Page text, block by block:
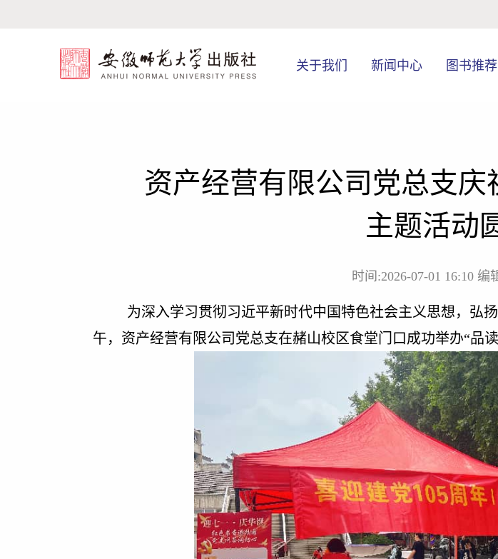
关于我们 新闻中心 图书推荐
资产经营有限公司党总支
主题活动
时间:2026-07-01 16:10 编
为深入学习贯彻习近平新时代中国特色社会主义思想，弘
午，资产经营有限公司党总支在赭山校区食堂门口成功举办“品